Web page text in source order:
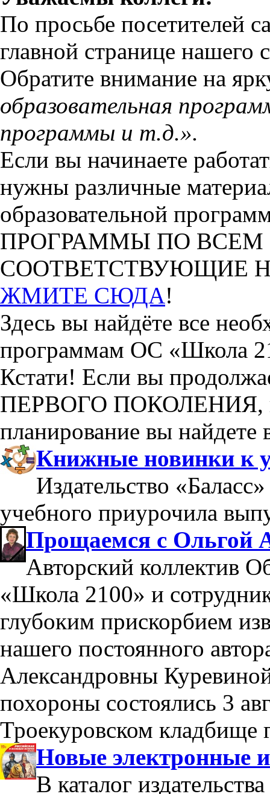
По просьбе посетителей
главной странице нашего
Обратите внимание на
образовательная
программы и т.д.».
Если вы начинаете
нужны различные
образовательной
ПРОГРАММЫ ПО ВСЕМ
СООТВЕТСТВУЮЩИЕ
ЖМИТЕ СЮДА!
Здесь вы найдёте все
программам ОС «Школа
Кстати! Если вы
ПЕРВОГО ПОКОЛЕНИЯ,
планирование вы найдете
Книжные новинки к
Издательство
учебного приурочила
Прощаемся с Ольгой
Авторский коллектив
«Школа 2100» и
глубоким прискорбием
нашего постоянного
Александровны
похороны состоялись 3
Троекуровском кладбище
Новые электронные
В каталог